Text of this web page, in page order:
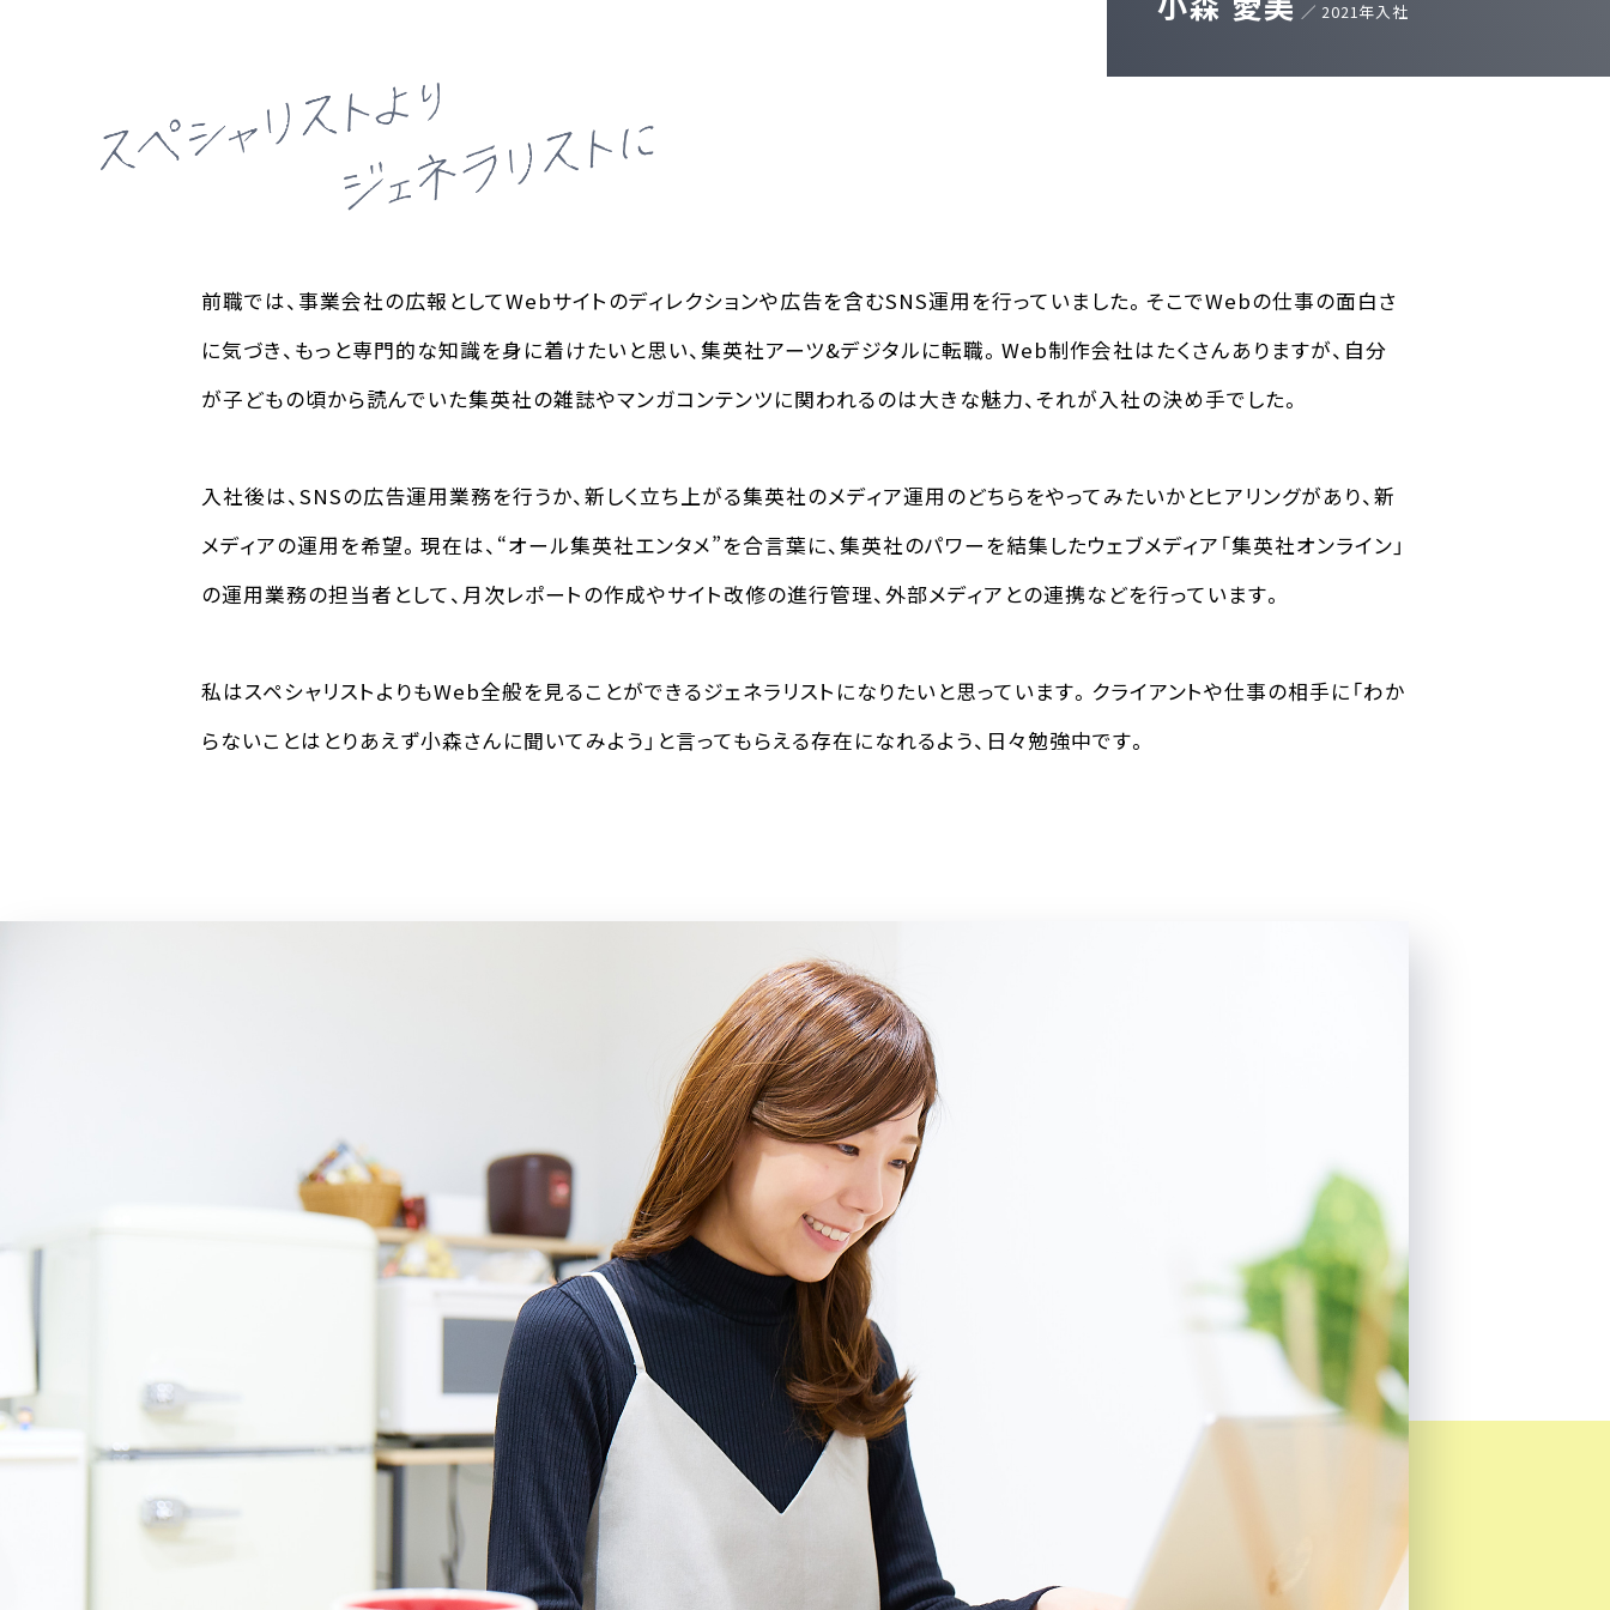
／ 2021年入社
前職では、事業会社の広報としてWebサイトのディレクションや広告を含むSNS運用を行っていました。そこでWebの仕事の面白さ
に気づき、もっと専門的な知識を身に着けたいと思い、集英社アーツ&デジタルに転職。Web制作会社はたくさんありますが、自分
が子どもの頃から読んでいた集英社の雑誌やマンガコンテンツに関われるのは大きな魅力、それが入社の決め手でした。
入社後は、SNSの広告運用業務を行うか、新しく立ち上がる集英社のメディア運用のどちらをやってみたいかとヒアリングがあり、新
メディアの運用を希望。現在は、“オール集英社エンタメ”を合言葉に、集英社のパワーを結集したウェブメディア「集英社オンライン」
の運用業務の担当者として、月次レポートの作成やサイト改修の進行管理、外部メディアとの連携などを行っています。
私はスペシャリストよりもWeb全般を見ることができるジェネラリストになりたいと思っています。クライアントや仕事の相手に「わか
らないことはとりあえず小森さんに聞いてみよう」と言ってもらえる存在になれるよう、日々勉強中です。